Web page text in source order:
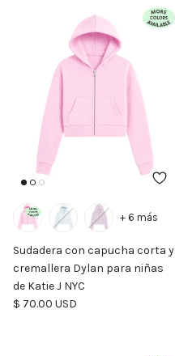
Sudadera con capucha corta y
cremallera Dylan para niñas
de Katie J NYC
Precio normal
$ 70.00 USD
+ 6 más